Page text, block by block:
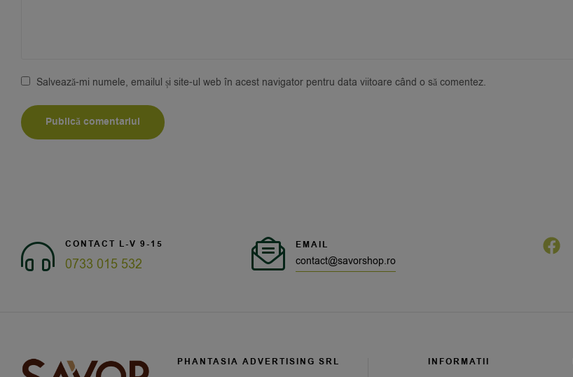
Salvează-mi numele, emailul și site-ul web în acest navigator pentru data viitoare când o să comentez.
CONTACT L-V 9-15
0733 015 532
EMAIL
contact@savorshop.ro
PHANTASIA ADVERTISING SRL INFORMATII